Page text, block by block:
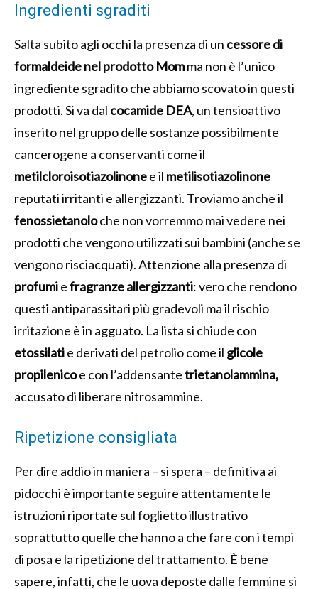
Ingredienti sgraditi
Salta subito agli occhi la presenza di un cessore di
formaldeide nel prodotto Momma non è l’unico
ingrediente sgradito che abbiamo scovato in questi
prodotti. Si va dal cocamide DEA, un tensioattivo
inserito nel gruppo delle sostanze possibilmente
cancerogene a conservanti come il
metilcloroisotiazolinonee il metilisotiazolinone
reputati irritanti e allergizzanti. Troviamo anche il
fenossietanoloche non vorremmo mai vedere nei
prodotti che vengono utilizzati sui bambini (anche se
vengono risciacquati). Attenzione alla presenza di
profumiefragranze allergizzanti: vero che rendono
questi antiparassitari più gradevoli ma il rischio
irritazione è in agguato. La lista si chiude con
etossilatie derivati del petrolio come il glicole
propilenicoe con l’addensantetrietanolammina,
accusato di liberare nitrosammine.
Ripetizione consigliata
Per dire addio in maniera – si spera – definitiva ai
pidocchi è importante seguire attentamente le
istruzioni riportate sul foglietto illustrativo
soprattutto quelle che hanno a che fare con i tempi
di posa e la ripetizione del trattamento. È bene
sapere, infatti, che le uova deposte dalle femmine si